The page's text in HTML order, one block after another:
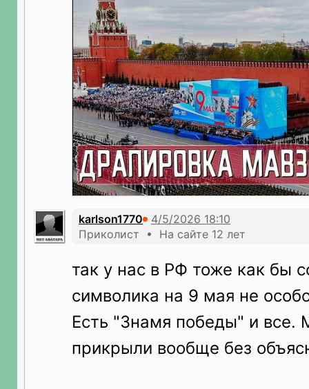
karlson1770
Приколист • На сайте 12 лет
так у нас в РФ тоже как бы
символика на 9 мая не
Есть "Знамя победы" и все.
прикрыли вообще без